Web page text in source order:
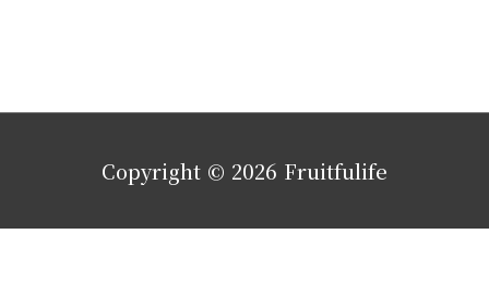
Copyright © 2026 Fruitfulife